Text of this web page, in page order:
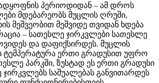
პერიოდიდან – ამ დროს
მდებარეობს მუცლის ღრუში,
მეშვეობით მეშვიდე თვიდან ხდება
– სათესლე ჯირკვლები სათესლე
და დაფიქსირდეს. მუცლის
ტემპერატურა ერთი გრადუსით უფრო
პარკში, ზუსტად ეს ერთი გრადუსი
საშუალებას განვითარდეს